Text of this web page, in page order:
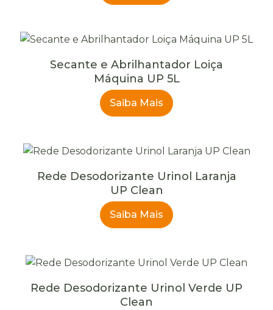
Secante e Abrilhantador Loiça
Máquina UP 5L
Saiba Mais
Rede Desodorizante Urinol Laranja
UP Clean
Saiba Mais
Rede Desodorizante Urinol Verde UP
Clean